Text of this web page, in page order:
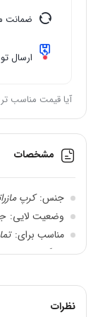
ضمانت
ارسال
آیا قیمت مناسب
مشخصات
جنس: کرپ
وضعیت لایی:
مناسب برای:
ویژگی: کیفیت
سایزبندی: دو
اندازه های کار:نظرات